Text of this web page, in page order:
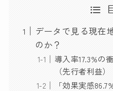
データで見る現在
のか？
導入率17.3%の
（先行者利益）
「効果実感